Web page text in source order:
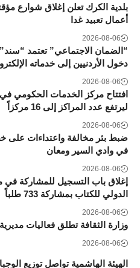
بلدية الكرك تعلن إغلاق شوارع
أعمال تعبيد غدا
2026-08-06
“الضمان الاجتماعي” تعتمد
دخول الأردنيين إلى خدماته
2026-08-06
افتتاح مركز الخدمات الحكومي
ليرتفع عدد المراكز إلى 16 مركزاً
2026-08-06
ضبط بئر مخالفة واعتداءات على
في وادي السير ومعان
2026-08-06
إغلاق باب التسجيل للمشاركة
الدولي للكتاب بمشاركة 733 طلباً
2026-08-06
وزارة الثقافة تطلق فعاليات
2026-08-06
الهيئة الهاشمية تواصل توزيع